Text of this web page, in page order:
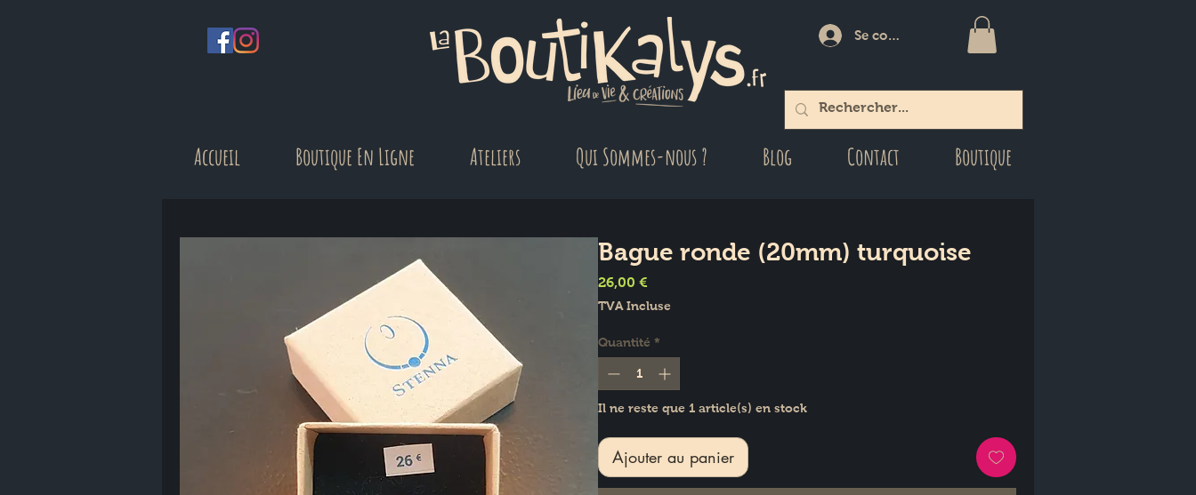
Se connecter
Accueil Boutique En Ligne Ateliers Qui Sommes-nous ? Blog Contact Boutique
Bague ronde (20mm) turquoise
26,00 €
TVA Incluse
Quantité *
Il ne reste que 1 article(s) en stock
Ajouter au panier